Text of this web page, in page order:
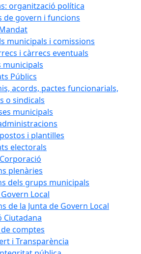
organització política
de govern i funcions
municipals i comissions
i càrrecs eventuals
municipals
Públics
acords, pactes funcionarials,
o sindicals
municipals
i plantilles
electorals
plenàries
dels grups municipals
Local
de la Junta de Govern Local
Ciutadana
comptes
i Transparència